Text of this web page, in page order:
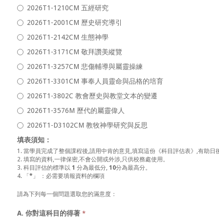
2026T1-1210CM 五經研究
2026T1-2001CM 歷史研究導引
2026T1-2142CM 生態神學
2026T1-3171CM 敬拜讚美縱覽
2026T1-3257CM 悲傷輔導與屬靈操練
2026T1-3301CM 事奉人員靈命與品格的培育
2026T1-3802C 教會歷史與教堂文本的變遷
2026T1-3576M 歷代的屬靈偉人
2026T1-D3102CM 教牧神學研究與反思
填表須知：
1. 當學員完成了整個課程後,請用中肯的意見,填寫這份《科目評估表》,有助日
2. 填寫的資料,一律保密,不會公開或外涉,只供校務處使用。
3. 科目評估的標準以 1 分為最低分, 10分為最高分。
4. 「 * 」 ：必需要填報資料的欄項
請為下列每一個問題選取您的滿意度：
A. 你對這科目的得著 *